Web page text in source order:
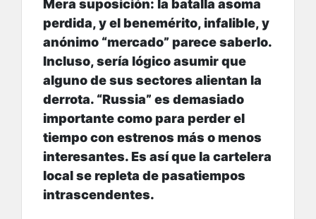
Mera suposición: la batalla asoma
perdida, y el benemérito, infalible, y
anónimo “mercado” parece saberlo.
Incluso, sería lógico asumir que
alguno de sus sectores alientan la
derrota. “Russia” es demasiado
importante como para perder el
tiempo con estrenos más o menos
interesantes. Es así que la cartelera
local se repleta de pasatiempos
intrascendentes.